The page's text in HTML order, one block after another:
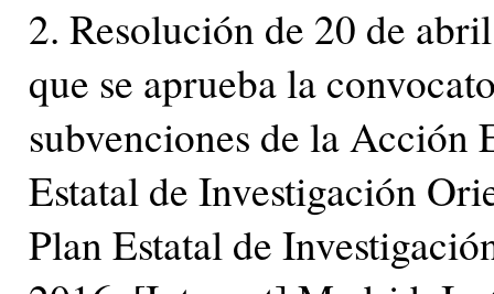
2. Resolución de 20 de
que se aprueba la
subvenciones de la Acción
Estatal de Investigación
Plan Estatal de